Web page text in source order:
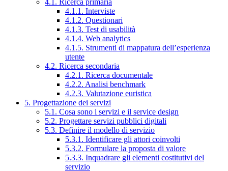
4.1. Ricerca primaria
4.1.1. Interviste
4.1.2. Questionari
4.1.3. Test di usabilità
4.1.4. Web analytics
4.1.5. Strumenti di mappatura dell’esperienza
utente
4.2. Ricerca secondaria
4.2.1. Ricerca documentale
4.2.2. Analisi benchmark
4.2.3. Valutazione euristica
5. Progettazione dei servizi
5.1. Cosa sono i servizi e il service design
5.2. Progettare servizi pubblici digitali
5.3. Definire il modello di servizio
5.3.1. Identificare gli attori coinvolti
5.3.2. Formulare la proposta di valore
5.3.3. Inquadrare gli elementi costitutivi del
servizio